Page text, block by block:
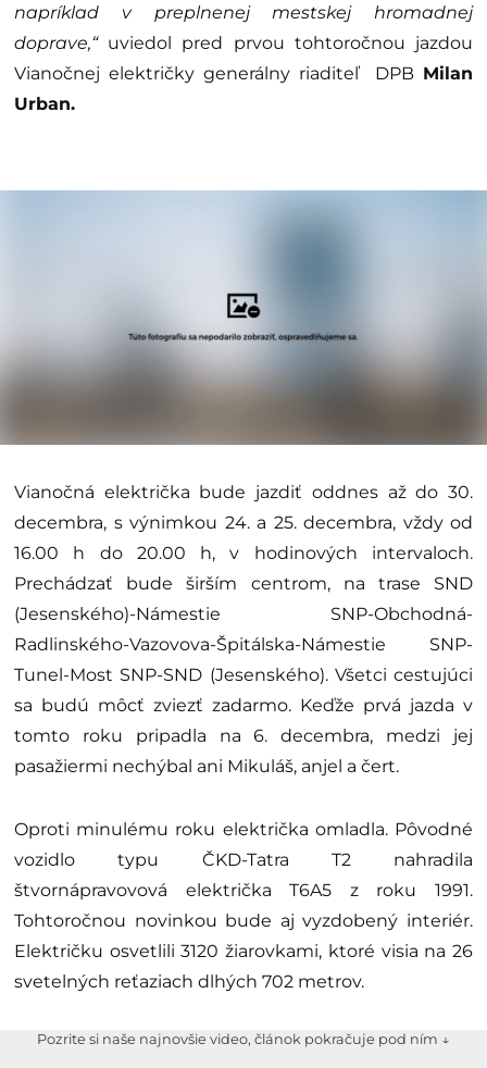
napríklad v preplnenej mestskej hromadnej
doprave,“uviedol pred prvou tohtoročnou jazdou
Vianočnej električky generálny riaditeľ DPB Milan
Urban.
Vianočná električka bude jazdiť oddnes až do 30.
decembra, s výnimkou 24. a 25. decembra, vždy od
16.00 h do 20.00 h, v hodinových intervaloch.
Prechádzať bude širším centrom, na trase SND
(Jesenského)-Námestie SNP-Obchodná-
Radlinského-Vazovova-Špitálska-Námestie SNP-
Tunel-Most SNP-SND (Jesenského). Všetci cestujúci
sa budú môcť zviezť zadarmo. Keďže prvá jazda v
tomto roku pripadla na 6. decembra, medzi jej
pasažiermi nechýbal ani Mikuláš, anjel a čert.
Oproti minulému roku električka omladla. Pôvodné
vozidlo typu ČKD-Tatra T2 nahradila
štvornápravovová električka T6A5 z roku 1991.
Tohtoročnou novinkou bude aj vyzdobený interiér.
Električku osvetlili 3120 žiarovkami, ktoré visia na 26
svetelných reťaziach dlhých 702 metrov.
Pozrite si naše najnovšie video, článok pokračuje pod ním ↓